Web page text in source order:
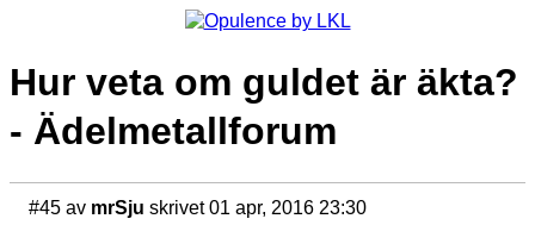
Hur veta om guldet är äkta?
- Ädelmetallforum
#45 av mrSju skrivet 01 apr, 2016 23:30